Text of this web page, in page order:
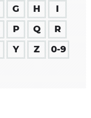
G H
I
P Q
R
Y Z
0-9